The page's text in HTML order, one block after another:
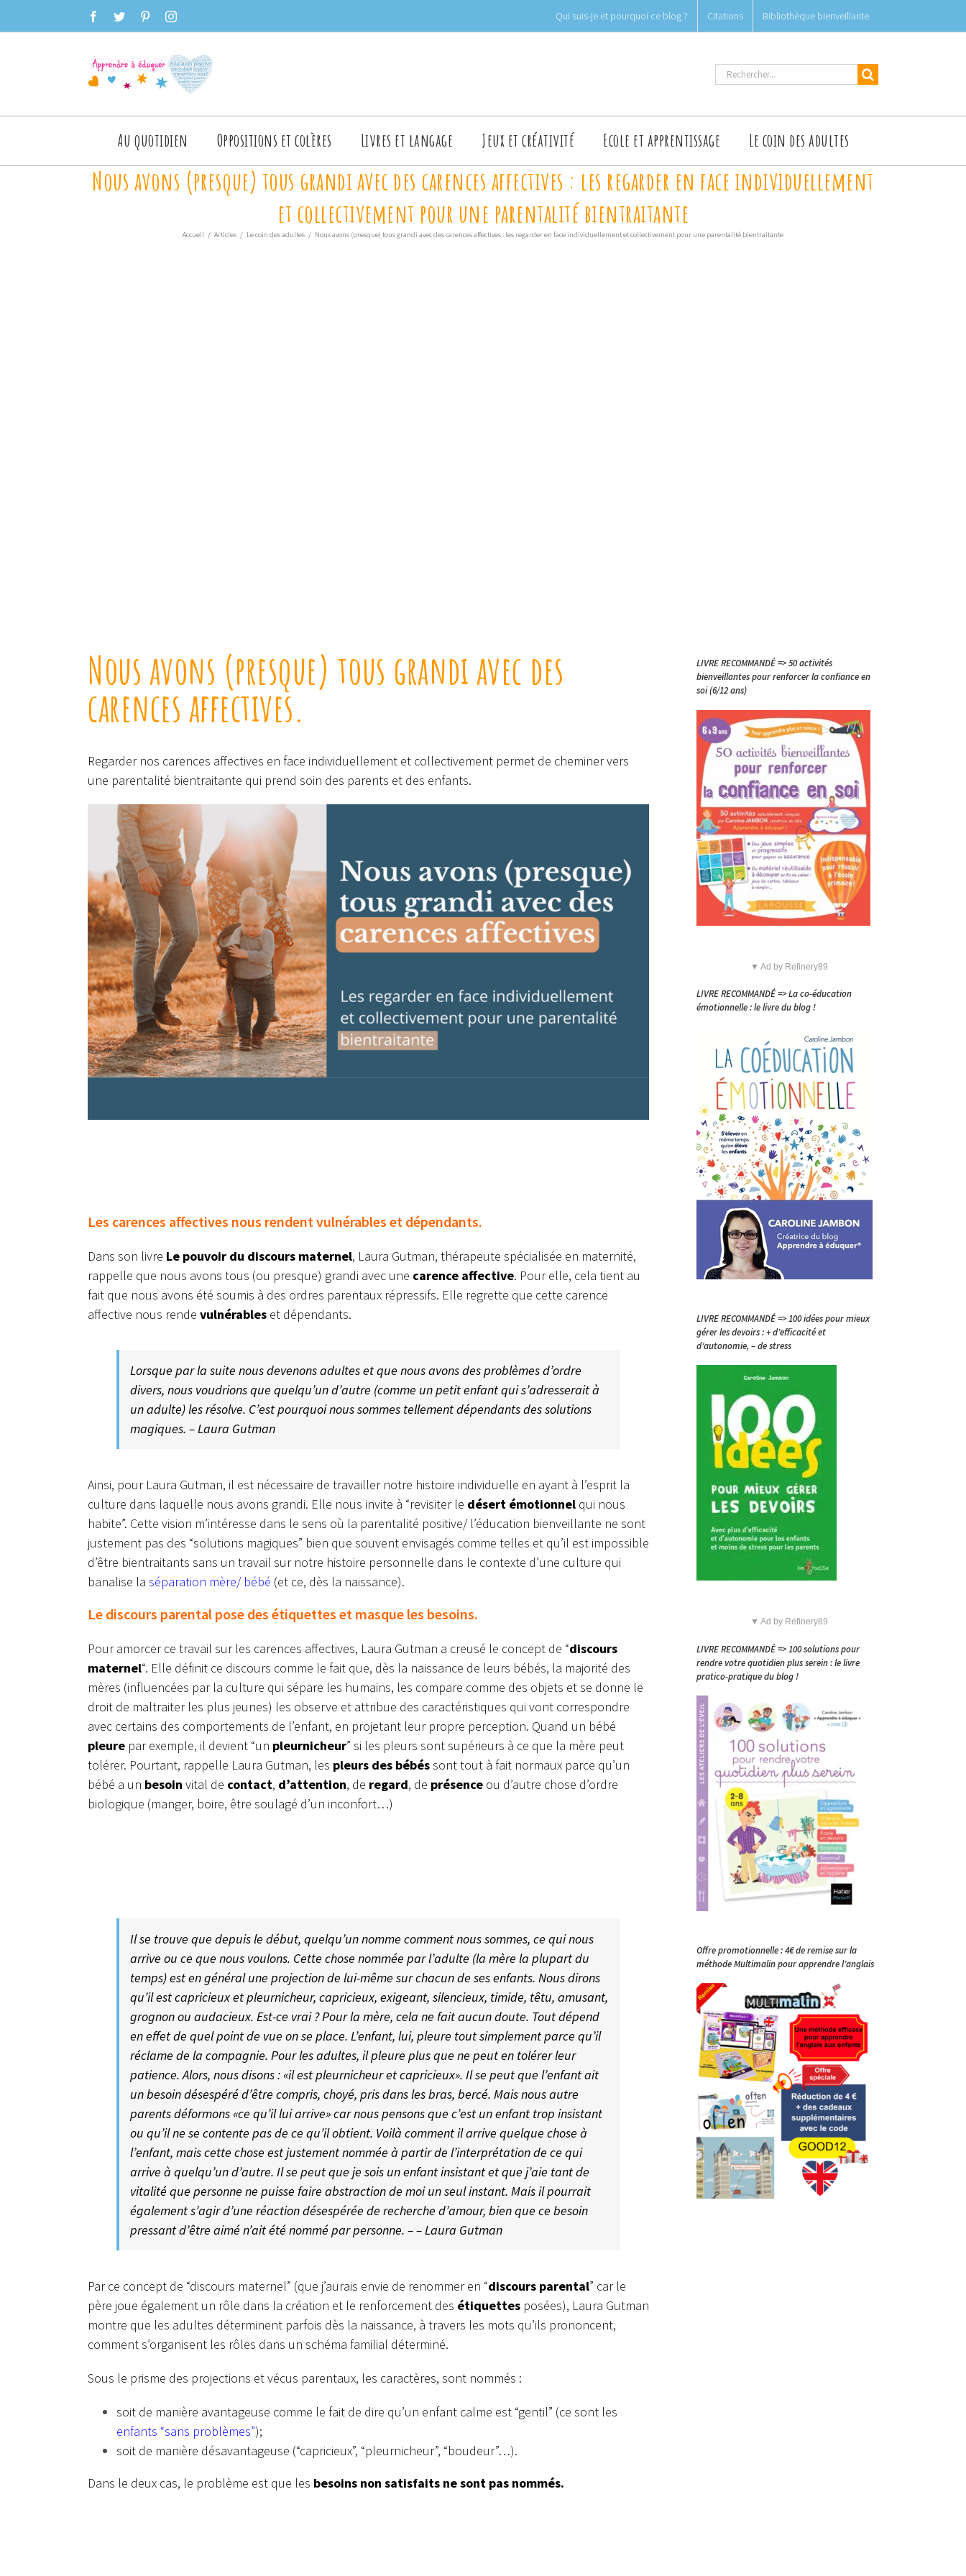
to
facebooktwitter pinterestinstagram Qui suis-je et pourquoi ce blog ? Citations Bibliothèque bienveillante
Rechercher
Rechercher
Au quotidien Oppositions et colères Livres et langage Jeux et créativité Ecole et apprentissage Le coin des adultes
Nous avons (presque) tous grandi avec des carences affectives : les regarder en face individuellement
et collectivement pour une parentalité bientraitante
Accueil / Articles / Le coin des adultes / Nous avons (presque) tous grandi avec des carences affectives : les regarder en face individuellement et collectivement pour une parentalité bientraitante
Nous avons (presque) tous grandi avec des
carences affectives.
Regarder nos carences affectives en face individuellement et collectivement permet de cheminer vers
une parentalité bientraitante qui prend soin des parents et des enfants.
Les carences affectives nous rendent vulnérables et dépendants.
Dans son livre Le pouvoir du discours maternel, Laura Gutman, thérapeute spécialisée en maternité,
rappelle que nous avons tous (ou presque) grandi avec une carence affective. Pour elle, cela tient au
fait que nous avons été soumis à des ordres parentaux répressifs. Elle regrette que cette carence
affective nous rende vulnérables et dépendants.
Lorsque par la suite nous devenons adultes et que nous avons des problèmes d’ordre
divers, nous voudrions que quelqu’un d’autre (comme un petit enfant qui s’adresserait à
un adulte) les résolve. C’est pourquoi nous sommes tellement dépendants des solutions
magiques. – Laura Gutman
Ainsi, pour Laura Gutman, il est nécessaire de travailler notre histoire individuelle en ayant à l’esprit la
culture dans laquelle nous avons grandi. Elle nous invite à “revisiter le désert émotionnel qui nous
habite”. Cette vision m’intéresse dans le sens où la parentalité positive/ l’éducation bienveillante ne sont
justement pas des “solutions magiques” bien que souvent envisagés comme telles et qu’il est impossible
d’être bientraitants sans un travail sur notre histoire personnelle dans le contexte d’une culture qui
banalise la séparation mère/ bébé (et ce, dès la naissance).
Le discours parental pose des étiquettes et masque les besoins.
Pour amorcer ce travail sur les carences affectives, Laura Gutman a creusé le concept de “discours
maternel“. Elle définit ce discours comme le fait que, dès la naissance de leurs bébés, la majorité des
mères (influencées par la culture qui sépare les humains, les compare comme des objets et se donne le
droit de maltraiter les plus jeunes) les observe et attribue des caractéristiques qui vont correspondre
avec certains des comportements de l’enfant, en projetant leur propre perception. Quand un bébé
pleure par exemple, il devient “un pleurnicheur” si les pleurs sont supérieurs à ce que la mère peut
tolérer. Pourtant, rappelle Laura Gutman, les pleurs des bébéssont tout à fait normaux parce qu’un
bébé a un besoin vital de contact, d’attention, de regard, de présence ou d’autre chose d’ordre
biologique (manger, boire, être soulagé d’un inconfort…)
Il se trouve que depuis le début, quelqu’un nomme comment nous sommes, ce qui nous
arrive ou ce que nous voulons. Cette chose nommée par l’adulte (la mère la plupart du
temps) est en général une projection de lui-même sur chacun de ses enfants. Nous dirons
qu’il est capricieux et pleurnicheur, capricieux, exigeant, silencieux, timide, têtu, amusant,
grognon ou audacieux. Est-ce vrai ? Pour la mère, cela ne fait aucun doute. Tout dépend
en effet de quel point de vue on se place. L’enfant, lui, pleure tout simplement parce qu’il
réclame de la compagnie. Pour les adultes, il pleure plus que ne peut en tolérer leur
patience. Alors, nous disons : «il est pleurnicheur et capricieux». Il se peut que l’enfant ait
un besoin désespéré d’être compris, choyé, pris dans les bras, bercé. Mais nous autre
parents déformons «ce qu’il lui arrive» car nous pensons que c’est un enfant trop insistant
ou qu’il ne se contente pas de ce qu’il obtient. Voilà comment il arrive quelque chose à
l’enfant, mais cette chose est justement nommée à partir de l’interprétation de ce qui
arrive à quelqu’un d’autre. Il se peut que je sois un enfant insistant et que j’aie tant de
vitalité que personne ne puisse faire abstraction de moi un seul instant. Mais il pourrait
également s’agir d’une réaction désespérée de recherche d’amour, bien que ce besoin
pressant d’être aimé n’ait été nommé par personne. – – Laura Gutman
Par ce concept de “discours maternel” (que j’aurais envie de renommer en “discours parental” car le
père joue également un rôle dans la création et le renforcement des étiquettes posées), Laura Gutman
montre que les adultes déterminent parfois dès la naissance, à travers les mots qu’ils prononcent,
comment s’organisent les rôles dans un schéma familial déterminé.
Sous le prisme des projections et vécus parentaux, les caractères, sont nommés :
soit de manière avantageuse comme le fait de dire qu’un enfant calme est “gentil” (ce sont les
enfants “sans problèmes”);
soit de manière désavantageuse (“capricieux”, “pleurnicheur”, “boudeur”…).
Dans le deux cas, le problème est que les besoins non satisfaits ne sont pas nommés.
LIVRE RECOMMANDÉ => 50 activités
bienveillantes pour renforcer la confiance en
soi (6/12 ans)
▼ Ad by Refinery89
LIVRE RECOMMANDÉ => La co-éducation
émotionnelle : le livre du blog !
LIVRE RECOMMANDÉ => 100 idées pour mieux
gérer les devoirs : + d’efficacité et
d’autonomie, – de stress
▼ Ad by Refinery89
LIVRE RECOMMANDÉ => 100 solutions pour
rendre votre quotidien plus serein : le livre
pratico-pratique du blog !
Offre promotionnelle : 4€ de remise sur la
méthode Multimalin pour apprendre l’anglais